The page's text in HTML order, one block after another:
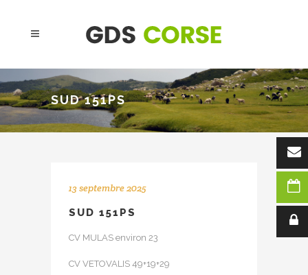
SUD 151PS
13 septembre 2025
SUD 151PS
CV MULAS environ 23
CV VETOVALIS 49+19+29